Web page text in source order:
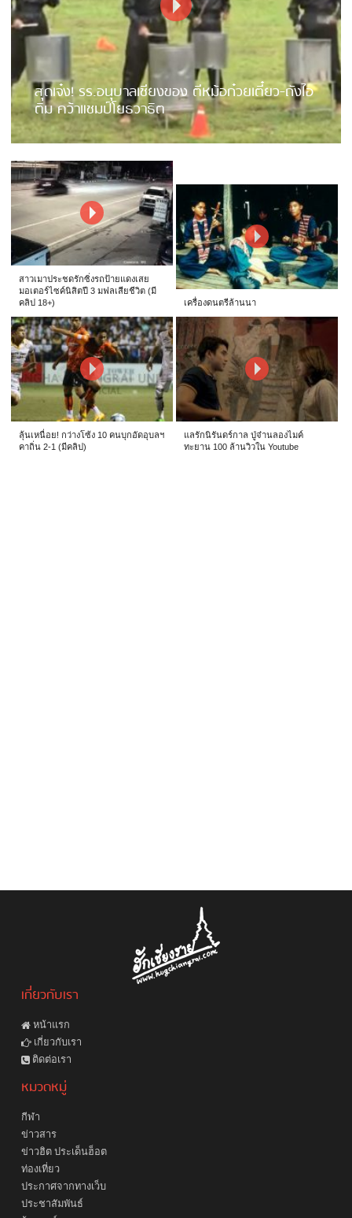
สุดเจ๋ง! รร.อนุบาลเชียงของ ตีหม้อก๋วยเตี๋ยว-ถังไอ
ติม คว้าแชมป์โยธวาธิต
สาวเมาประชดรักซิ่งรถป้ายแดงเสย
มอเตอร์ไซค์นิสิตปี 3 มฟลเสียชีวิต (มี
คลิป 18+)
เครื่องดนตรีล้านนา
ลุ้นเหนื่อย! กว่างโซ้ง 10 คนบุกอัดอุบลฯ
คาถิ่น 2-1 (มีคลิป)
แลรักนิรันดร์กาล ปู่จ๋านลองไมค์
ทะยาน 100 ล้านวิวใน Youtube
เกี่ยวกับเรา
หน้าแรก
เกี่ยวกับเรา
ติดต่อเรา
หมวดหมู่
กีฬา
ข่าวสาร
ข่าวฮิต ประเด็นฮ็อต
ท่องเที่ยว
ประกาศจากทางเว็บ
ประชาสัมพันธ์